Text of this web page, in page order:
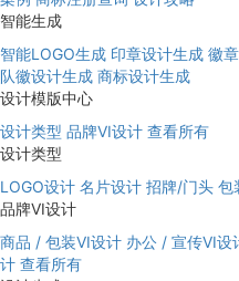
智能生成
智能LOGO生成 印章设计生成 徽
队徽设计生成 商标设计生成
设计模版中心
设计类型 品牌VI设计 查看所有
设计类型
LOGO设计 名片设计 招牌/门头 包
品牌VI设计
商品 / 包装VI设计 办公 / 宣传VI设
计 查看所有